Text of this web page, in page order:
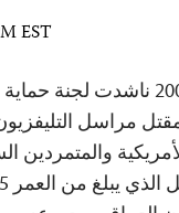
EST
نيويورك في 25 يناير 2006
مراسل التليفزيون
والمتمردين